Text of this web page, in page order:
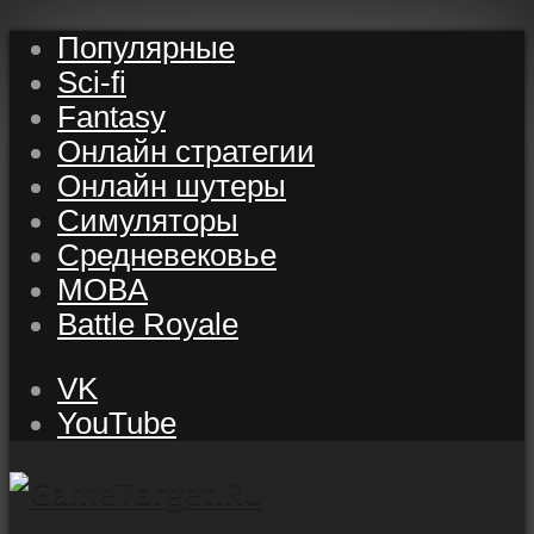
Популярные
Sci-fi
Fantasy
Онлайн стратегии
Онлайн шутеры
Симуляторы
Средневековье
MOBA
Battle Royale
VK
YouTube